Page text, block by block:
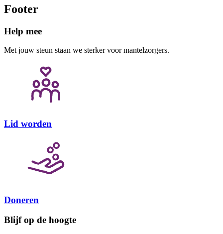
Footer
Help mee
Met jouw steun staan we sterker voor mantelzorgers.
Lid worden
Doneren
Blijf op de hoogte